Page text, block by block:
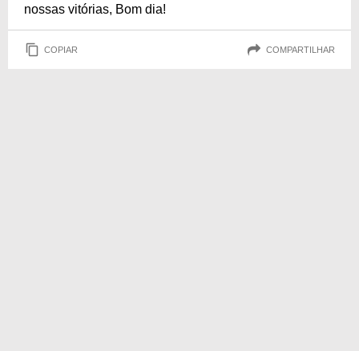
nossas vitórias, Bom dia!
COPIAR COMPARTILHAR